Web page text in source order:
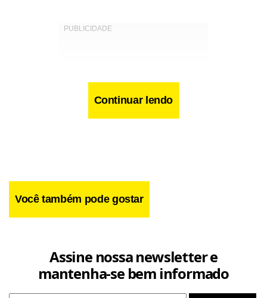
do Complexo Feliz Luzitânia, no centro histórico da capital
Continuar lendo
Você também pode gostar
Assine nossa newsletter e
mantenha-se bem informado